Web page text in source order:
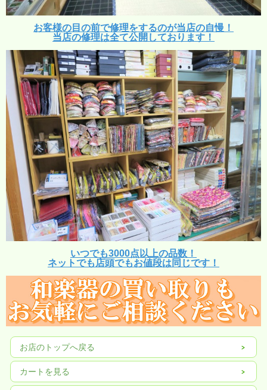
お客様の目の前で修理をするのが当店の自慢！
当店の修理は全て公開しております！
いつでも3000点以上の品数！
ネットでも店頭でもお値段は同じです！
お店のトップへ戻る
カートを見る